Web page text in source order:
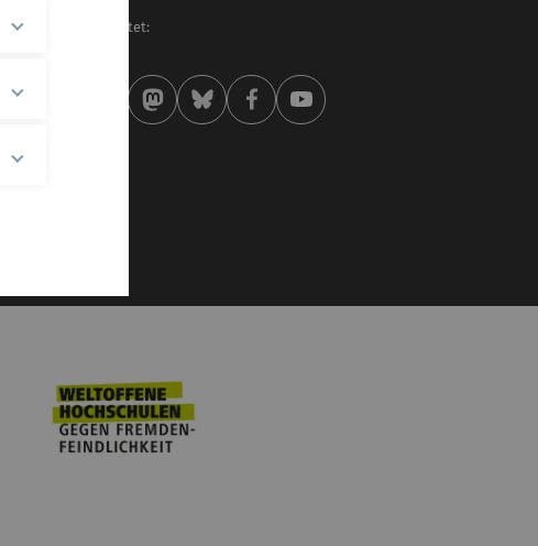
Zuletzt bearbeitet: